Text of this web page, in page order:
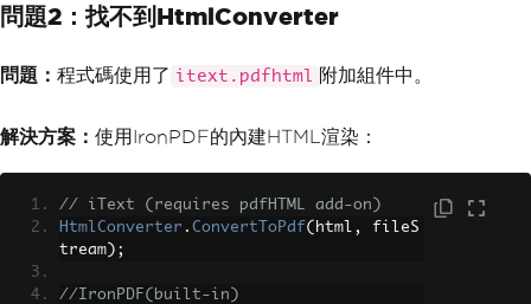
問題2：找不到HtmlConverter
問題： 程式碼使用了 itext.pdfhtml 附加組件中。
解決方案： 使用IronPDF的內建HTML渲染：
// iText (requires pdfHTML add-on)
HtmlConverter . ConvertToPdf( html ,
fileS
tream );
//IronPDF(built-in)